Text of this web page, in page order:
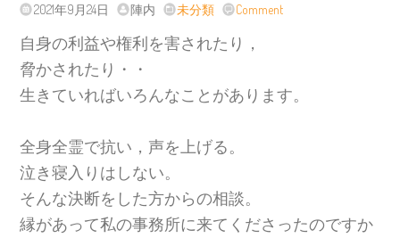
2021年9月24日 陣内 未分類 Comment
自身の利益や権利を害されたり，
脅かされたり・・
生きていればいろんなことがあります。
全身全霊で抗い，声を上げる。
泣き寝入りはしない。
そんな決断をした方からの相談。
縁があって私の事務所に来てくださったのですか